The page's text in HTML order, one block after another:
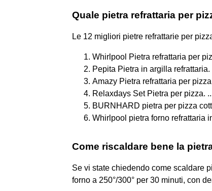
Quale pietra refrattaria per
Le 12 migliori pietre refrattarie per
Whirlpool Pietra refrattaria per
Pepita Pietra in argilla refrattaria.
Amazy Pietra refrattaria per
Relaxdays Set Pietra per pizza.
BURNHARD pietra per pizza
Whirlpool pietra forno refrattaria
Come riscaldare bene la
Se vi state chiedendo come scaldare
forno a 250°/300° per 30 minuti, con